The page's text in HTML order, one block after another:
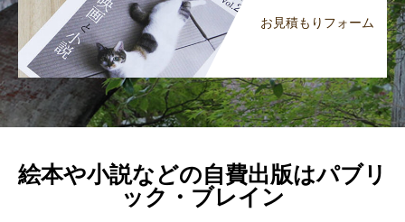
お見積もりフォーム
絵本や小説などの自費出版はパブリ
ック・ブレイン